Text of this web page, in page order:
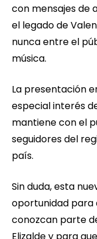
con mensajes de
el legado de
nunca entre el
música.
La presentación
especial interés
mantiene con el
seguidores del
país.
Sin duda, esta
oportunidad para
conozcan parte